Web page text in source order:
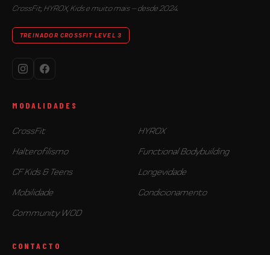
CrossFit, HYROX, Kids e muito mais — desde 2024.
TREINADOR CROSSFIT LEVEL 3
MODALIDADES
CrossFit
HYROX
Halterofilismo
Functional Bodybuilding
CF Kids & Teens
Longevidade
Mobilidade
Condicionamento
Community WOD
CONTACTO